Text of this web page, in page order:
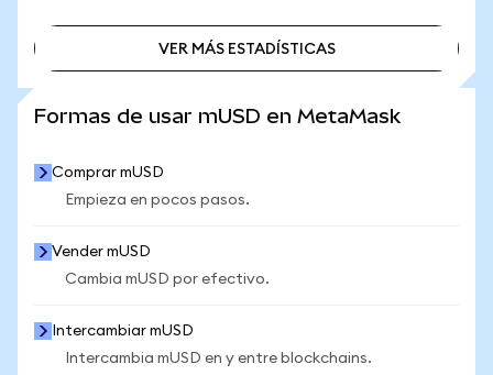
VER MÁS ESTADÍSTICAS
Formas de usar mUSD en MetaMask
Comprar mUSD
Empieza en pocos pasos.
Vender mUSD
Cambia mUSD por efectivo.
Intercambiar mUSD
Intercambia mUSD en y entre blockchains.